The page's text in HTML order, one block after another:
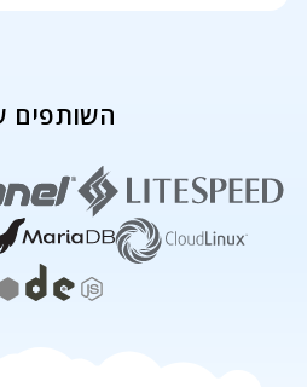
השותפים